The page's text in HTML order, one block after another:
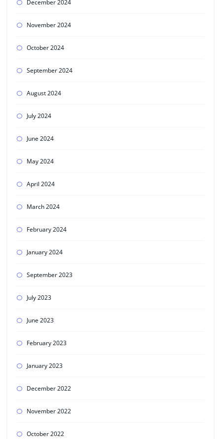
December 2024
November 2024
October 2024
September 2024
August 2024
July 2024
June 2024
May 2024
April 2024
March 2024
February 2024
January 2024
September 2023
July 2023
June 2023
February 2023
January 2023
December 2022
November 2022
October 2022